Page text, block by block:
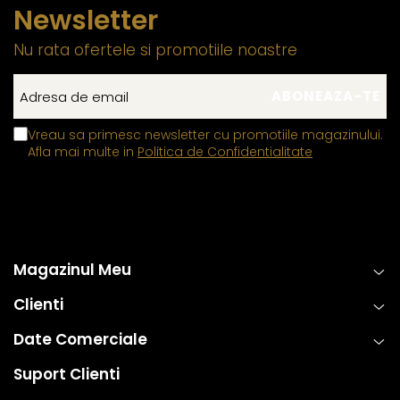
Newsletter
Nu rata ofertele si promotiile noastre
Vreau sa primesc newsletter cu promotiile magazinului.
Afla mai multe in Politica de Confidentialitate
Magazinul Meu
Clienti
Date Comerciale
Suport Clienti